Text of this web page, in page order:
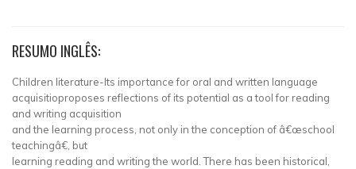
RESUMO INGLÊS:
Children literature-Its importance for oral and written language
acquisitioproposes reflections of its potential as a tool for reading
and writing acquisition
and the learning process, not only in the conception of â€œschool
teachingâ€, but
learning reading and writing the world. There has been historical,